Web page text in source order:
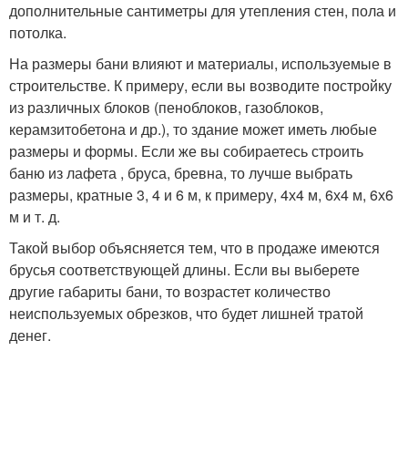
дополнительные сантиметры для утепления стен, пола и
потолка.
На размеры бани влияют и материалы, используемые в
строительстве. К примеру, если вы возводите постройку
из различных блоков (пеноблоков, газоблоков,
керамзитобетона и др.), то здание может иметь любые
размеры и формы. Если же вы собираетесь строить
баню из лафета , бруса, бревна, то лучше выбрать
размеры, кратные 3, 4 и 6 м, к примеру, 4х4 м, 6х4 м, 6х6
м и т. д.
Такой выбор объясняется тем, что в продаже имеются
брусья соответствующей длины. Если вы выберете
другие габариты бани, то возрастет количество
неиспользуемых обрезков, что будет лишней тратой
денег.